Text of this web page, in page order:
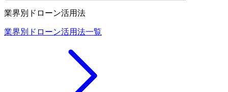
業界別ドローン活用法
業界別ドローン活用法一覧